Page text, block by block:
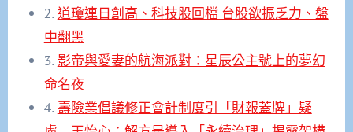
2.道瓊連日創高、科技股回檔 台股欲振乏力、盤
中翻黑
3. 影帝與愛妻的航海派對：星辰公主號上的夢幻
命名夜
4.壽險業倡議修正會計制度引「財報蓋牌」疑